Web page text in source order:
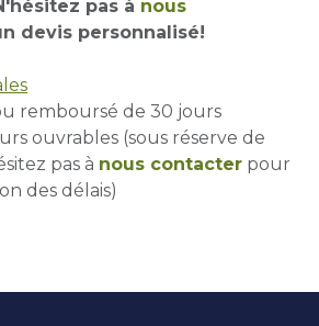
pas à nous
devis personnalisé!
remboursé de 30 jours
ouvrables (sous réserve de
pas à nous contacter pour
des délais)